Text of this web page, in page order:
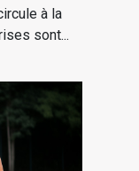
à la
sont...